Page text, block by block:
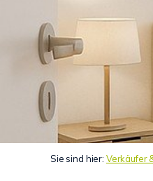
Sie sind hier: Verkäufer